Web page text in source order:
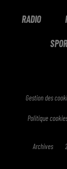
RADIO
Gestion des
Politique
Archives